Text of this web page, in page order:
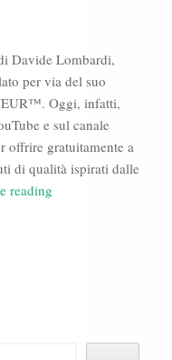
Davide Lombardi,
per via del suo
Oggi, infatti,
e sul canale
offrire gratuitamente a
di qualità ispirati dalle
reading
YouTube